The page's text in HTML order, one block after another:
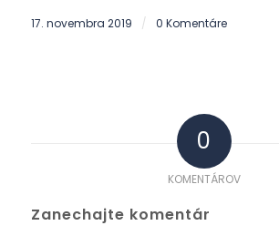
17. novembra 2019 / 0 Komentáre
0
KOMENTÁROV
Zanechajte komentár